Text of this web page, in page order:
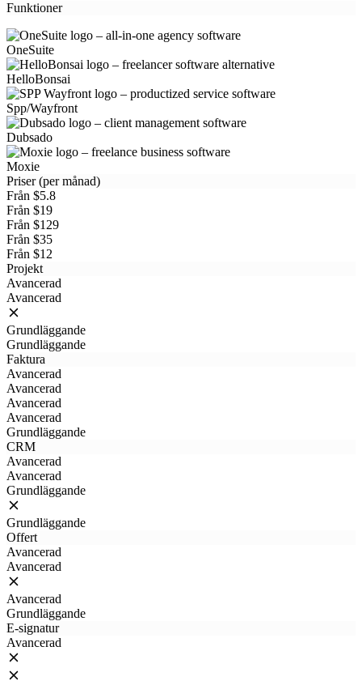
Funktioner
OneSuite
HelloBonsai
Spp/Wayfront
Dubsado
Moxie
Priser (per månad)
Från $5.8
Från $19
Från $129
Från $35
Från $12
Projekt
Avancerad
Avancerad
Grundläggande
Grundläggande
Faktura
Avancerad
Avancerad
Avancerad
Avancerad
Grundläggande
CRM
Avancerad
Avancerad
Grundläggande
Grundläggande
Offert
Avancerad
Avancerad
Avancerad
Grundläggande
E-signatur
Avancerad